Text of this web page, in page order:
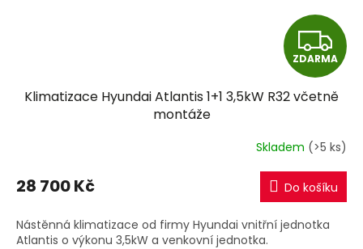
Z
D
A
R
M
A
ZDARMA
Klimatizace Hyundai Atlantis 1+1 3,5kW R32 včetně
montáže
Skladem (>5 ks)
28 700 Kč Do košíku
Nástěnná klimatizace od firmy Hyundai vnitřní jednotka
Atlantis o výkonu 3,5kW a venkovní jednotka.